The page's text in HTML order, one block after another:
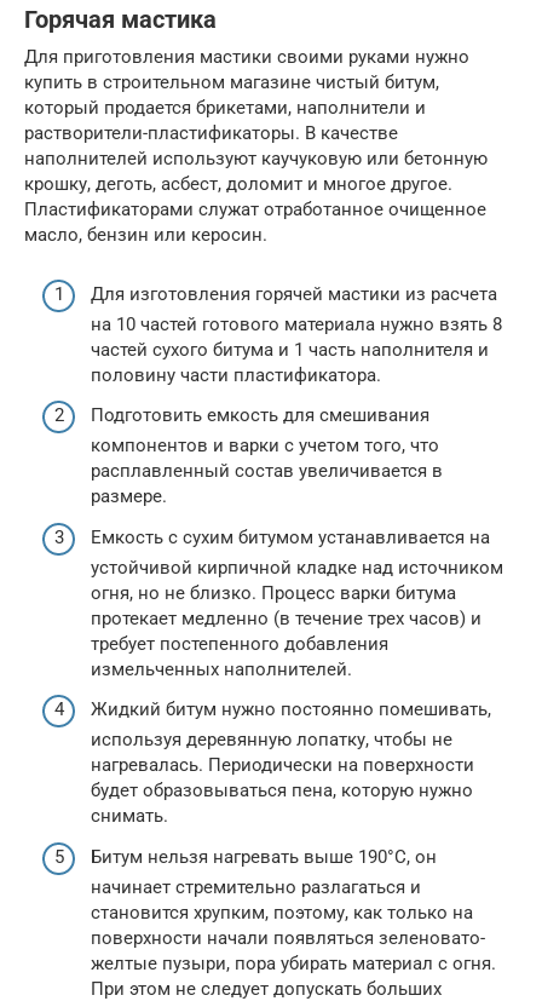
Горячая мастика
Для приготовления мастики своими руками нужно
купить в строительном магазине чистый битум,
который продается брикетами, наполнители и
растворители-пластификаторы. В качестве
наполнителей используют каучуковую или бетонную
крошку, деготь, асбест, доломит и многое другое.
Пластификаторами служат отработанное очищенное
масло, бензин или керосин.
Для изготовления горячей мастики из расчета
на 10 частей готового материала нужно взять 8
частей сухого битума и 1 часть наполнителя и
половину части пластификатора.
Подготовить емкость для смешивания
компонентов и варки с учетом того, что
расплавленный состав увеличивается в
размере.
Емкость с сухим битумом устанавливается на
устойчивой кирпичной кладке над источником
огня, но не близко. Процесс варки битума
протекает медленно (в течение трех часов) и
требует постепенного добавления
измельченных наполнителей.
Жидкий битум нужно постоянно помешивать,
используя деревянную лопатку, чтобы не
нагревалась. Периодически на поверхности
будет образовываться пена, которую нужно
снимать.
Битум нельзя нагревать выше 190°C, он
начинает стремительно разлагаться и
становится хрупким, поэтому, как только на
поверхности начали появляться зеленовато-
желтые пузыри, пора убирать материал с огня.
При этом не следует допускать больших